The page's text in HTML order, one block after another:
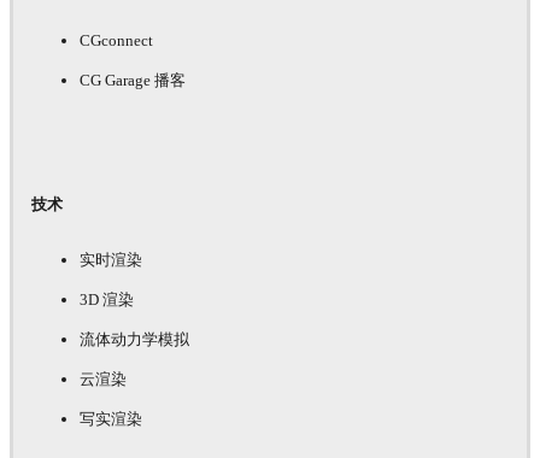
CGconnect
CG Garage 播客
技术
实时渲染
3D 渲染
流体动力学模拟
云渲染
写实渲染